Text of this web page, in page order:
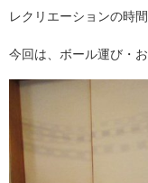
レクリエーションの時
今回は、ボール運び・